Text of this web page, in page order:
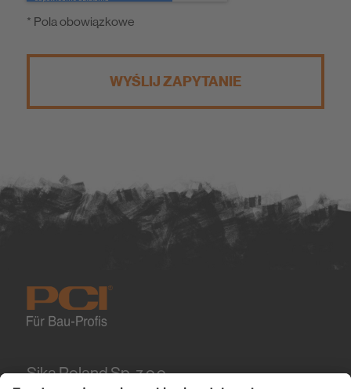
* Pola obowiązkowe
WYŚLIJ ZAPYTANIE
Sika Poland Sp. z o.o.